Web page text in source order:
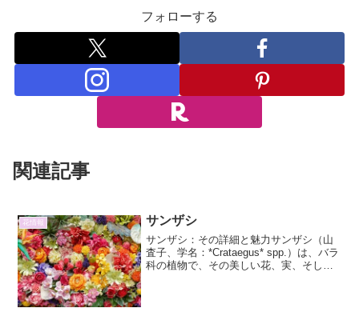
フォローする
関連記事
花情報 サンザシ
サンザシ：その詳細と魅力サンザシ（山
査子、学名：*Crataegus* spp.）は、バラ
科の植物で、その美しい花、実、そして